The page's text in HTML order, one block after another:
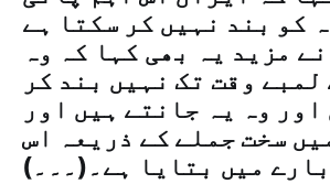
کو بند نہیں کر سکتا ہے
مزید یہ بھی کہا کہ وہ
لمبے وقت تک نہیں بند کر
وہ یہ جانتے ہیں اور
سخت جملے کے ذریعہ اس
میں بتایا ہے۔(۔۔۔)